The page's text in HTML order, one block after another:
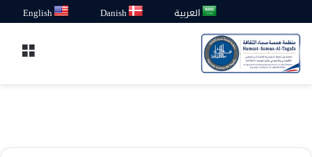
العربية Danish
English